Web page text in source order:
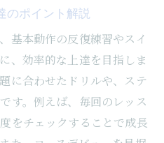
のポイント解説
基本動作の反復練習やスイ
、効率的な上達を目指しま
に合わせたドリルや、ステ
す。例えば、毎回のレッス
をチェックすることで成長